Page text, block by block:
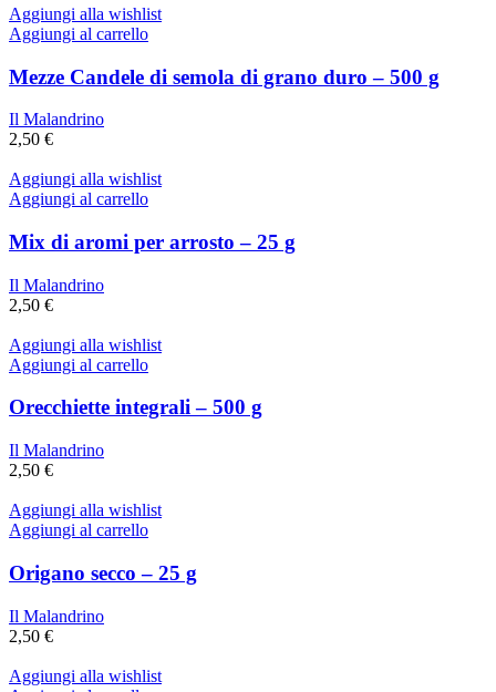
Aggiungi alla wishlist
Aggiungi al carrello
Mezze Candele di semola di grano duro – 500 g
Il Malandrino
2,50 €
Aggiungi alla wishlist
Aggiungi al carrello
Mix di aromi per arrosto – 25 g
Il Malandrino
2,50 €
Aggiungi alla wishlist
Aggiungi al carrello
Orecchiette integrali – 500 g
Il Malandrino
2,50 €
Aggiungi alla wishlist
Aggiungi al carrello
Origano secco – 25 g
Il Malandrino
2,50 €
Aggiungi alla wishlist